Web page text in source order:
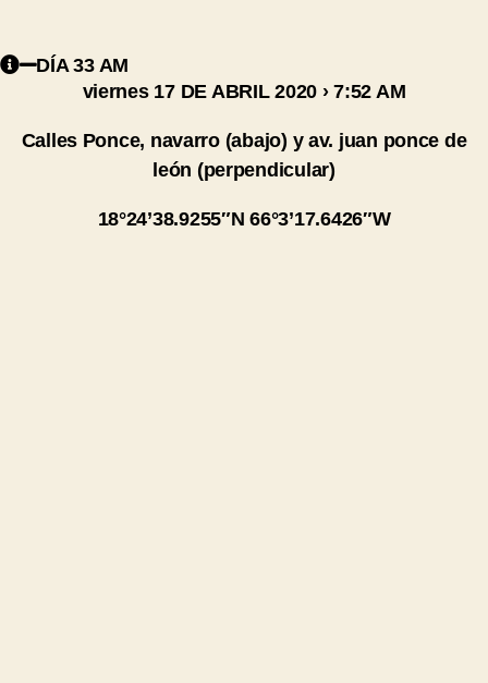
DÍA 33 AM
viernes 17 DE ABRIL 2020 › 7:52 AM
Calles Ponce, navarro (abajo) y av. juan ponce de
león (perpendicular)
18°24’38.9255″N 66°3’17.6426″W